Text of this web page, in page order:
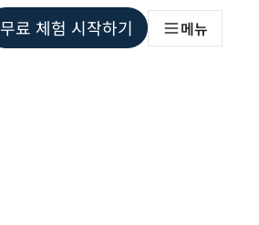
무료 체험 시작하기 메뉴